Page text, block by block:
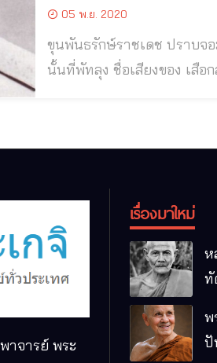
05 พ.ย. 2020
ขุนพันธรักษ์ราชเดช ปราบจอมโจร ขมังเวทย์ขเมืองพัทลุ
นั้นที่พัทลุง ชื่อเสียงของ เสือ
าจารย์ พระ
เรื่องมาใหม่
ห
ทั
พ